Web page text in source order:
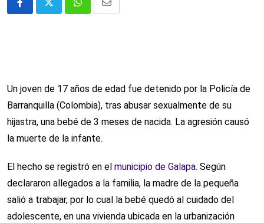
WhatsappComparte
Un joven de 17 años de edad fue detenido por la Policía de
Barranquilla (Colombia), tras abusar sexualmente de su
hijastra, una bebé de 3 meses de nacida. La agresión causó
la muerte de la infante.
El hecho se registró en el municipio de Galapa. Según
declararon allegados a la familia, la madre de la pequeña
salió a trabajar, por lo cual la bebé quedó al cuidado del
adolescente, en una vivienda ubicada en la urbanización